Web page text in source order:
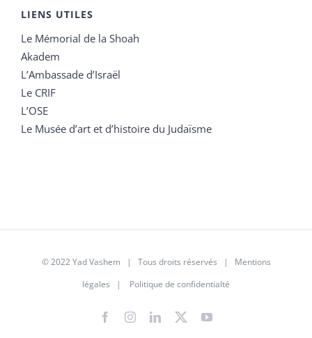
LIENS UTILES
Le Mémorial de la Shoah
Akadem
L’Ambassade d’Israël
Le CRIF
L’OSE
Le Musée d’art et d’histoire du Judaïsme
© 2022 Yad Vashem | Tous droits réservés | Mentions
légales | Politique de confidentialté
FacebookInstagramLinkedIn
X YouTube